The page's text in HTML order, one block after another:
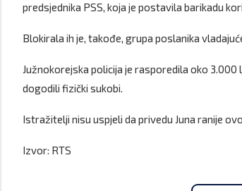
predsjednika PSS, koja je postavila barikadu
Blokirala ih je, takođe, grupa poslanika
Južnokorejska policija je rasporedila oko
dogodili fizički sukobi.
Istražitelji nisu uspjeli da privedu Juna ranije
Izvor: RTS